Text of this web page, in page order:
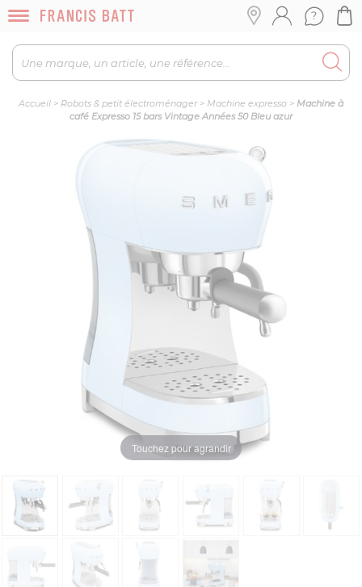
Accueil > Robots & petit électroménager> Machine expresso > Machine à
café Expresso 15 bars Vintage Années 50 Bleu azur
Touchez pour agrandir